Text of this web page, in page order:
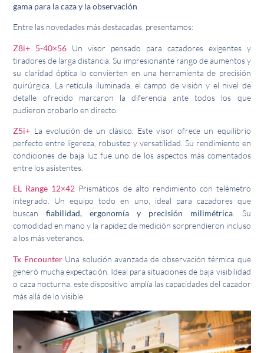
gama para la caza y la observación
Entre las novedades más destacadas, presentamos:
Z8i+ 5-40×56 Un visor pensado para cazadores exigentes y
tiradores de larga distancia. Su impresionante rango de aumentos y
su claridad óptica lo convierten en una herramienta de precisión
quirúrgica. La retícula iluminada, el campo de visión y el nivel de
detalle ofrecido marcaron la diferencia ante todos los que
pudieron probarlo en directo.
Z5i+ La evolución de un clásico. Este visor ofrece un equilibrio
perfecto entre ligereza, robustez y versatilidad. Su rendimiento en
condiciones de baja luz fue uno de los aspectos más comentados
entre los asistentes.
EL Range 12×42 Prismáticos de alto rendimiento con telémetro
integrado. Un equipo todo en uno, ideal para cazadores que
buscanfiabilidad, ergonomía y precisión milimétrica. Su
comodidad en mano y la rapidez de medición sorprendieron incluso
a los más veteranos.
Tx EncounterUna solución avanzada de observación térmica que
generó mucha expectación. Ideal para situaciones de baja visibilidad
o caza nocturna, este dispositivo amplía las capacidades del cazador
más allá de lo visible.